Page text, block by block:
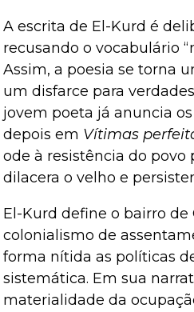
A escrita de El-Kurd é
recusando o vocabulário
Assim, a poesia se torna
um disfarce para
jovem poeta já anuncia
depois em Vítimas
ode à resistência do povo
dilacera o velho e
El-Kurd define o bairro
colonialismo de
forma nítida as políticas
sistemática. Em sua
materialidade da